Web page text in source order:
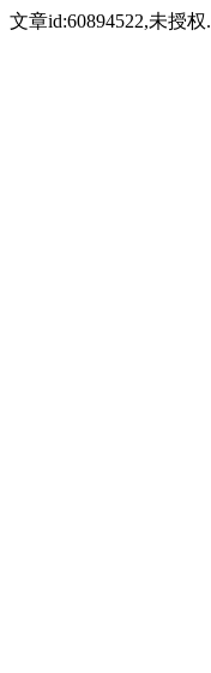
文章id:60894522,未授权.